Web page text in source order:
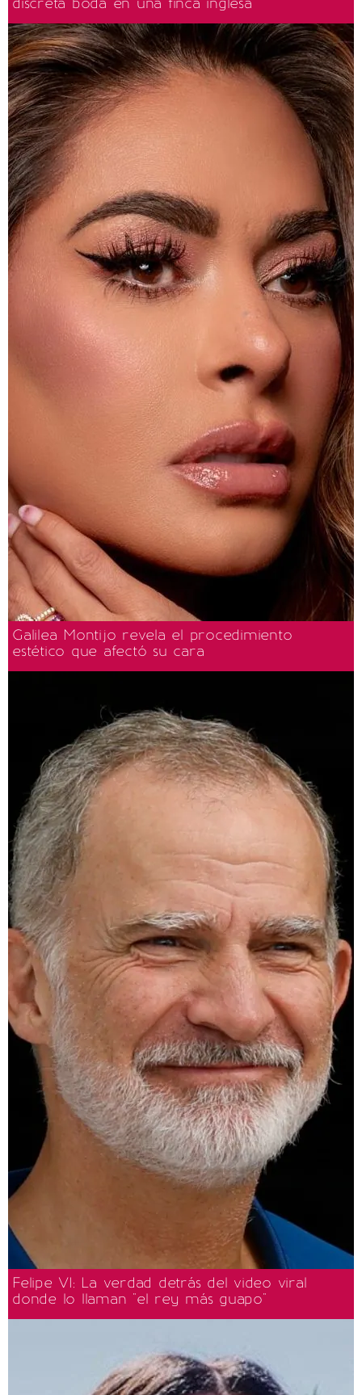
Galilea Montijo revela el procedimiento
estético que afectó su cara
Felipe VI: La verdad detrás del video viral
donde lo llaman "el rey más guapo"